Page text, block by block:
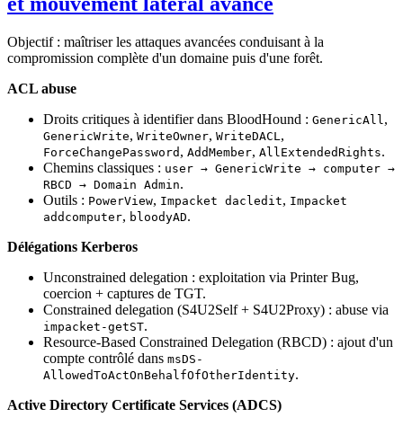
Objectif : maîtriser les attaques avancées conduisant à la
compromission complète d'un domaine puis d'une forêt.
ACL abuse
Droits critiques à identifier dans BloodHound : GenericAll ,
GenericWrite, WriteOwner, WriteDACL ,
ForceChangePassword , AddMember, AllExtendedRights.
Chemins classiques : user → GenericWrite → computer →
RBCD → Domain Admin.
Outils : PowerView, Impacket dacledit, Impacket
addcomputer, bloodyAD.
Délégations Kerberos
Unconstrained delegation : exploitation via Printer Bug,
coercion + captures de TGT.
Constrained delegation (S4U2Self + S4U2Proxy) : abuse via
impacket-getST.
Resource-Based Constrained Delegation (RBCD) : ajout d'un
compte contrôlé dans msDS-
AllowedToActOnBehalfOfOtherIdentity.
Active Directory Certificate Services (ADCS)